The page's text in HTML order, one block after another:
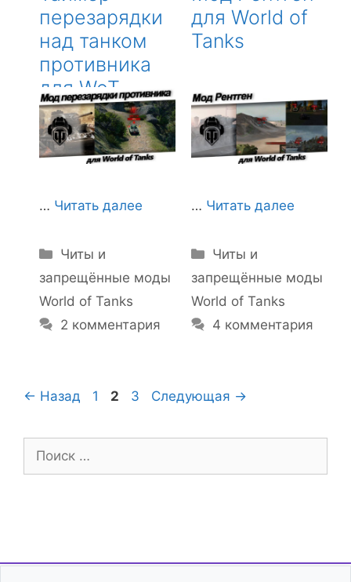
перезарядки
над танком
противника
для WoT
… Читать далее
Рубрики
Читы и
запрещённые моды
World of Tanks
2 комментария
для World of
Tanks
… Читать далее
Рубрики
Читы и
запрещённые моды
World of Tanks
4 комментария
← Назад Страница
1 Страница
2 Страница
3 Следующая →
Поиск: